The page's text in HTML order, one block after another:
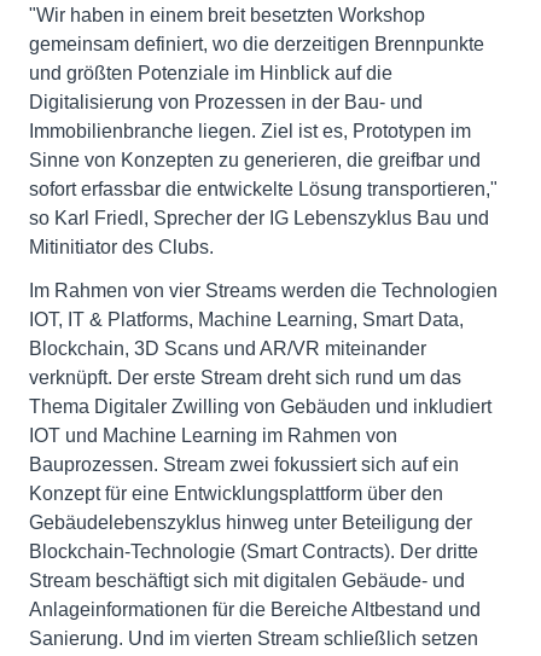
"Wir haben in einem breit besetzten Workshop
gemeinsam definiert, wo die derzeitigen Brennpunkte
und größten Potenziale im Hinblick auf die
Digitalisierung von Prozessen in der Bau- und
Immobilienbranche liegen. Ziel ist es, Prototypen im
Sinne von Konzepten zu generieren, die greifbar und
sofort erfassbar die entwickelte Lösung transportieren,"
so Karl Friedl, Sprecher der IG Lebenszyklus Bau und
Mitinitiator des Clubs.
Im Rahmen von vier Streams werden die Technologien
IOT, IT & Platforms, Machine Learning, Smart Data,
Blockchain, 3D Scans und AR/VR miteinander
verknüpft. Der erste Stream dreht sich rund um das
Thema Digitaler Zwilling von Gebäuden und inkludiert
IOT und Machine Learning im Rahmen von
Bauprozessen. Stream zwei fokussiert sich auf ein
Konzept für eine Entwicklungsplattform über den
Gebäudelebenszyklus hinweg unter Beteiligung der
Blockchain-Technologie (Smart Contracts). Der dritte
Stream beschäftigt sich mit digitalen Gebäude- und
Anlageinformationen für die Bereiche Altbestand und
Sanierung. Und im vierten Stream schließlich setzen